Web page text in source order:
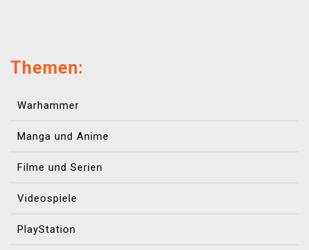
Themen:
Warhammer
Manga und Anime
Filme und Serien
Videospiele
PlayStation